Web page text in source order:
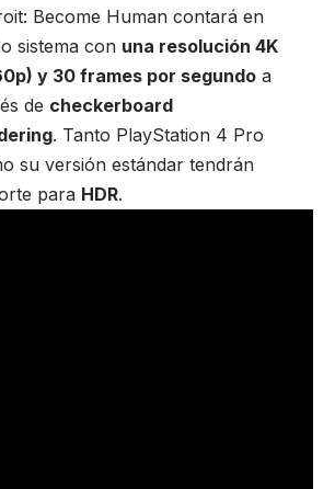
Become Human contará en
sistema con una resolución 4K
y 30 frames por segundo a
de checkerboard
. Tanto PlayStation 4 Pro
su versión estándar tendrán
para HDR.